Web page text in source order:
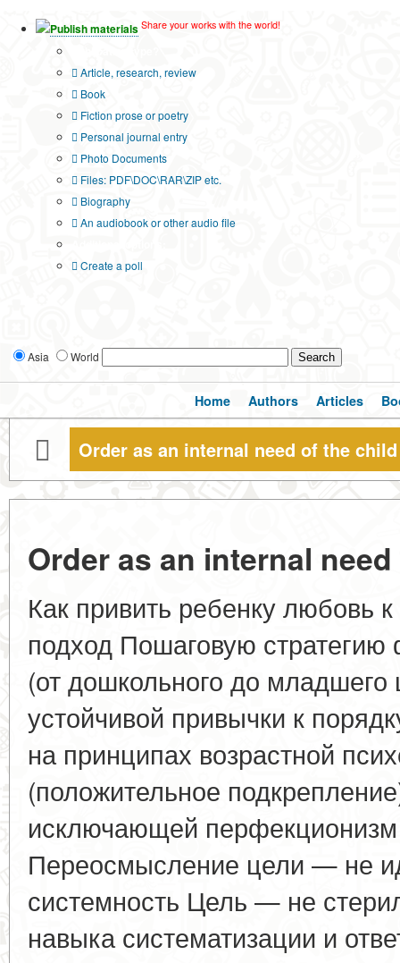
Publish materials Share your works with the world!
Article, research, review
Book
Fiction prose or poetry
Personal journal entry
Photo Documents
Files: PDF\DOC\RAR\ZIP etc.
Biography
An audiobook or other audio file
Create a poll
Asia World
Home Authors Articles
Order as an internal need of the child
Order as an internal
Как привить ребенку любовь
подход Пошаговую
(от дошкольного до младшего
устойчивой привычки к
на принципах возрастной
(положительное
исключающей
Переосмысление цели — не
системность Цель — не
навыка систематизации и